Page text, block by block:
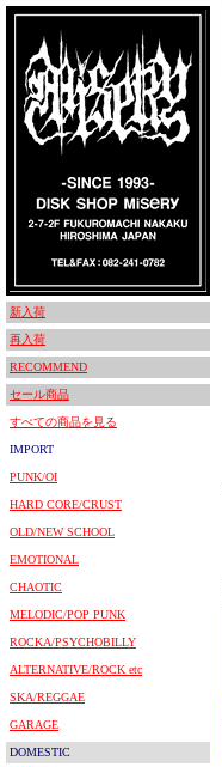
新入荷
再入荷
RECOMMEND
セール商品
すべての商品を見る
IMPORT
PUNK/OI
HARD CORE/CRUST
OLD/NEW SCHOOL
EMOTIONAL
CHAOTIC
MELODIC/POP PUNK
ROCKA/PSYCHOBILLY
ALTERNATIVE/ROCK etc
SKA/REGGAE
GARAGE
DOMESTIC